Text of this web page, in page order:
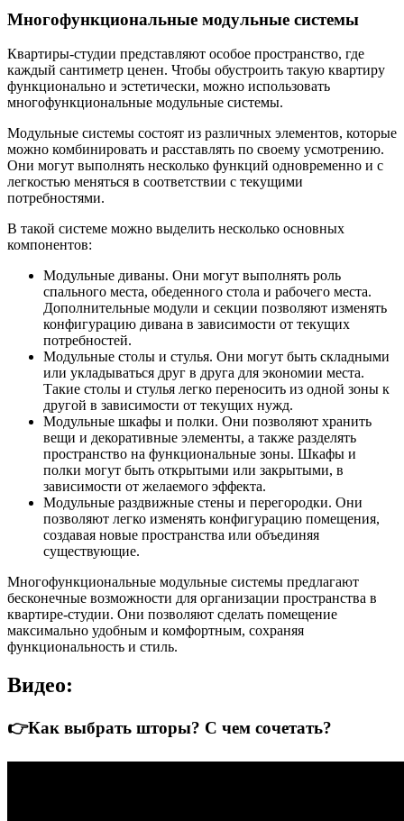
Многофункциональные модульные системы
Квартиры-студии представляют особое пространство, где
каждый сантиметр ценен. Чтобы обустроить такую квартиру
функционально и эстетически, можно использовать
многофункциональные модульные системы.
Модульные системы состоят из различных элементов, которые
можно комбинировать и расставлять по своему усмотрению.
Они могут выполнять несколько функций одновременно и с
легкостью меняться в соответствии с текущими
потребностями.
В такой системе можно выделить несколько основных
компонентов:
Модульные диваны. Они могут выполнять роль
спального места, обеденного стола и рабочего места.
Дополнительные модули и секции позволяют изменять
конфигурацию дивана в зависимости от текущих
потребностей.
Модульные столы и стулья. Они могут быть складными
или укладываться друг в друга для экономии места.
Такие столы и стулья легко переносить из одной зоны к
другой в зависимости от текущих нужд.
Модульные шкафы и полки. Они позволяют хранить
вещи и декоративные элементы, а также разделять
пространство на функциональные зоны. Шкафы и
полки могут быть открытыми или закрытыми, в
зависимости от желаемого эффекта.
Модульные раздвижные стены и перегородки. Они
позволяют легко изменять конфигурацию помещения,
создавая новые пространства или объединяя
существующие.
Многофункциональные модульные системы предлагают
бесконечные возможности для организации пространства в
квартире-студии. Они позволяют сделать помещение
максимально удобным и комфортным, сохраняя
функциональность и стиль.
Видео:
👉Как выбрать шторы? С чем сочетать?